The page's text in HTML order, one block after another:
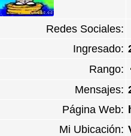
Redes Sociales:
Ingresado:
Rango:
Mensajes:
Página Web:
Mi Ubicación: